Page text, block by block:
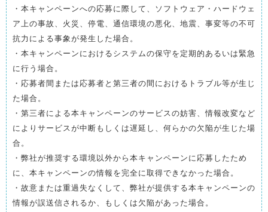
・本キャンペーンへの応募に際して、ソフトウェア・ハードウェ
ア上の事故、火災、停電、通信環境の悪化、地震、事変等の不可
抗力による事象が発生した場合。
・本キャンペーンにおけるシステムの保守を定期的あるいは緊急
に行う場合。
・応募者間または応募者と第三者の間におけるトラブル等が生じ
た場合。
・第三者による本キャンペーンのサービスの妨害、情報改変など
によりサービスが中断もしくは遅延し、何らかの欠陥が生じた場
合。
・弊社が推奨する環境以外から本キャンペーンに応募したため
に、本キャンペーンの情報を完全に取得できなかった場合。
・故意または重過失なくして、弊社が提供する本キャンペーンの
情報が誤送信されるか、もしくは欠陥があった場合。